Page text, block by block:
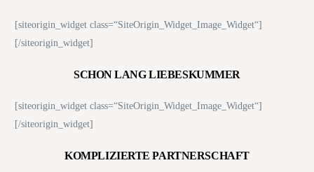
[siteorigin_widget class=“SiteOrigin_Widget_Image_Widget“]
[/siteorigin_widget]
SCHON LANG LIEBESKUMMER
[siteorigin_widget class=“SiteOrigin_Widget_Image_Widget“]
[/siteorigin_widget]
KOMPLIZIERTE PARTNERSCHAFT